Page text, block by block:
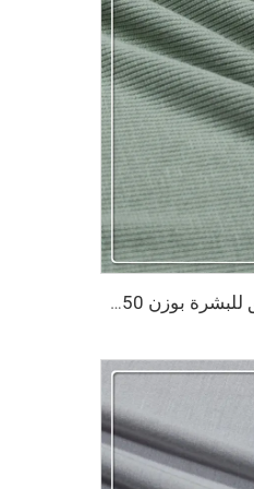
نسيج ريب 2*2 ناعم للغاية وصديق للبشرة بوزن 350 جم/م² ومكون من 67٪ خيزران، و28٪ أكريليك، و5٪ سباندكس، مناسب للسترات عالية الجودة